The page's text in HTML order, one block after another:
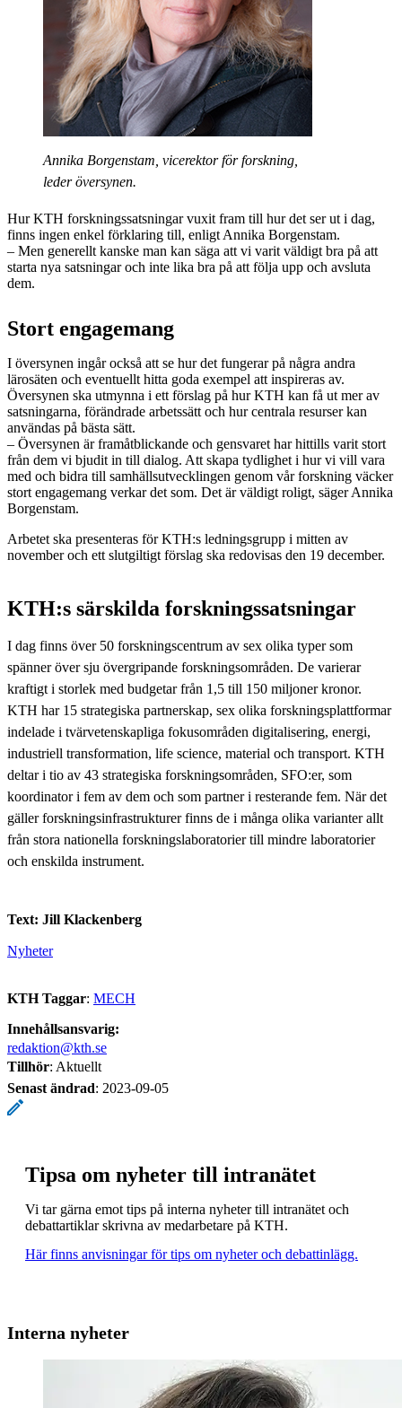
Annika Borgenstam, vicerektor för forskning,
leder översynen.
Hur KTH forskningssatsningar vuxit fram till hur det ser ut i dag,
finns ingen enkel förklaring till, enligt Annika Borgenstam.
– Men generellt kanske man kan säga att vi varit väldigt bra på att
starta nya satsningar och inte lika bra på att följa upp och avsluta
dem.
Stort engagemang
I översynen ingår också att se hur det fungerar på några andra
lärosäten och eventuellt hitta goda exempel att inspireras av.
Översynen ska utmynna i ett förslag på hur KTH kan få ut mer av
satsningarna, förändrade arbetssätt och hur centrala resurser kan
användas på bästa sätt.
– Översynen är framåtblickande och gensvaret har hittills varit stort
från dem vi bjudit in till dialog. Att skapa tydlighet i hur vi vill vara
med och bidra till samhällsutvecklingen genom vår forskning väcker
stort engagemang verkar det som. Det är väldigt roligt, säger Annika
Borgenstam.
Arbetet ska presenteras för KTH:s ledningsgrupp i mitten av
november och ett slutgiltigt förslag ska redovisas den 19 december.
KTH:s särskilda forskningssatsningar
I dag finns över 50 forskningscentrum av sex olika typer som
spänner över sju övergripande forskningsområden. De varierar
kraftigt i storlek med budgetar från 1,5 till 150 miljoner kronor.
KTH har 15 strategiska partnerskap, sex olika forskningsplattformar
indelade i tvärvetenskapliga fokusområden digitalisering, energi,
industriell transformation, life science, material och transport. KTH
deltar i tio av 43 strategiska forskningsområden, SFO:er, som
koordinator i fem av dem och som partner i resterande fem. När det
gäller forskningsinfrastrukturer finns de i många olika varianter allt
från stora nationella forskningslaboratorier till mindre laboratorier
och enskilda instrument.
Text: Jill Klackenberg
Nyheter
KTH Taggar: MECH
Innehållsansvarig:
redaktion@kth.se
Tillhör: Aktuellt
Senast ändrad: 2023-09-05
Tipsa om nyheter till intranätet
Vi tar gärna emot tips på interna nyheter till intranätet och
debattartiklar skrivna av medarbetare på KTH.
Här finns anvisningar för tips om nyheter och debattinlägg.
Interna nyheter